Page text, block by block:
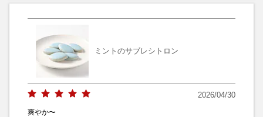
ミントのサブレシトロン
2026/04/30
爽やか〜